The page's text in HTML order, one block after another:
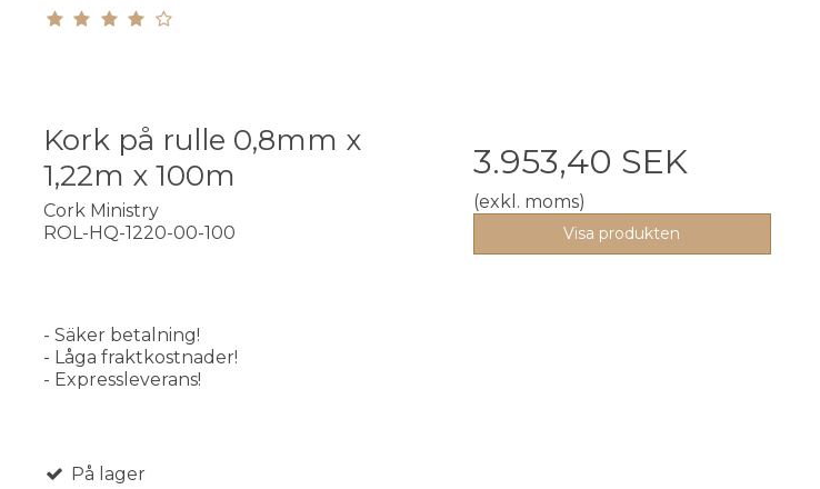
Kork på rulle 0,8mm x
1,22m x 100m
Cork Ministry
ROL-HQ-1220-00-100
- Säker betalning!
- Låga fraktkostnader!
- Expressleverans!
På lager
3.953,40 SEK
(exkl. moms)
Visa produkten